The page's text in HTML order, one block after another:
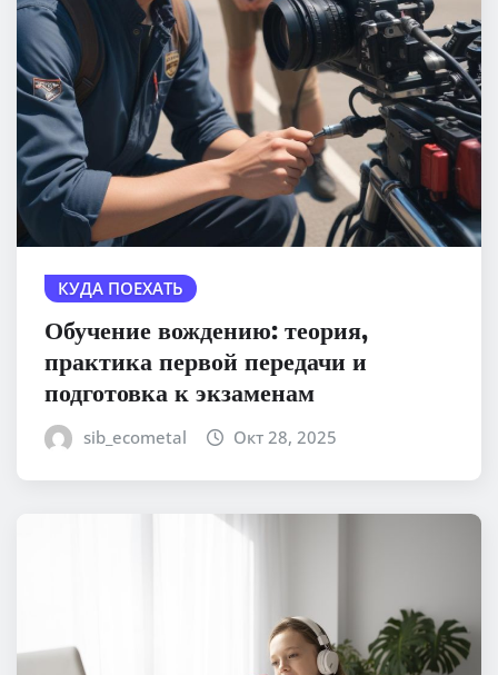
КУДА ПОЕХАТЬ
Обучение вождению: теория,
практика первой передачи и
подготовка к экзаменам
sib_ecometal Окт 28, 2025